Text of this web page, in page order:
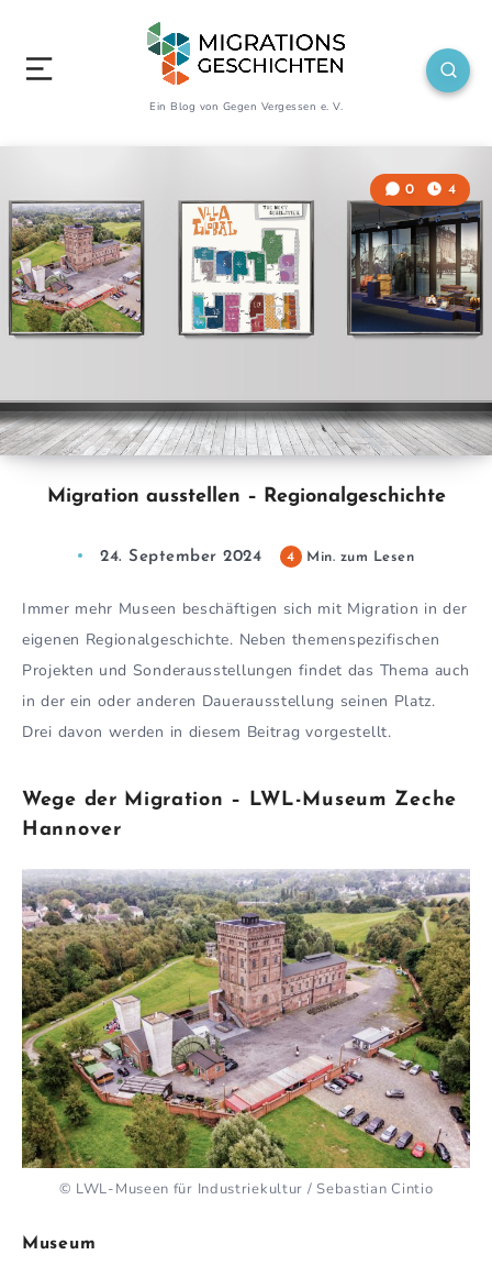
Ein Blog von Gegen Vergessen e. V.
Migration ausstellen – Regionalgeschichte
0 4
24. September 2024 4 Min. zum Lesen
Immer mehr Museen beschäftigen sich mit Migration in der
eigenen Regionalgeschichte. Neben themenspezifischen
Projekten und Sonderausstellungen findet das Thema auch
in der ein oder anderen Dauerausstellung seinen Platz.
Drei davon werden in diesem Beitrag vorgestellt.
Wege der Migration – LWL-Museum Zeche
Hannover
© LWL-Museen für Industriekultur / Sebastian Cintio
Museum